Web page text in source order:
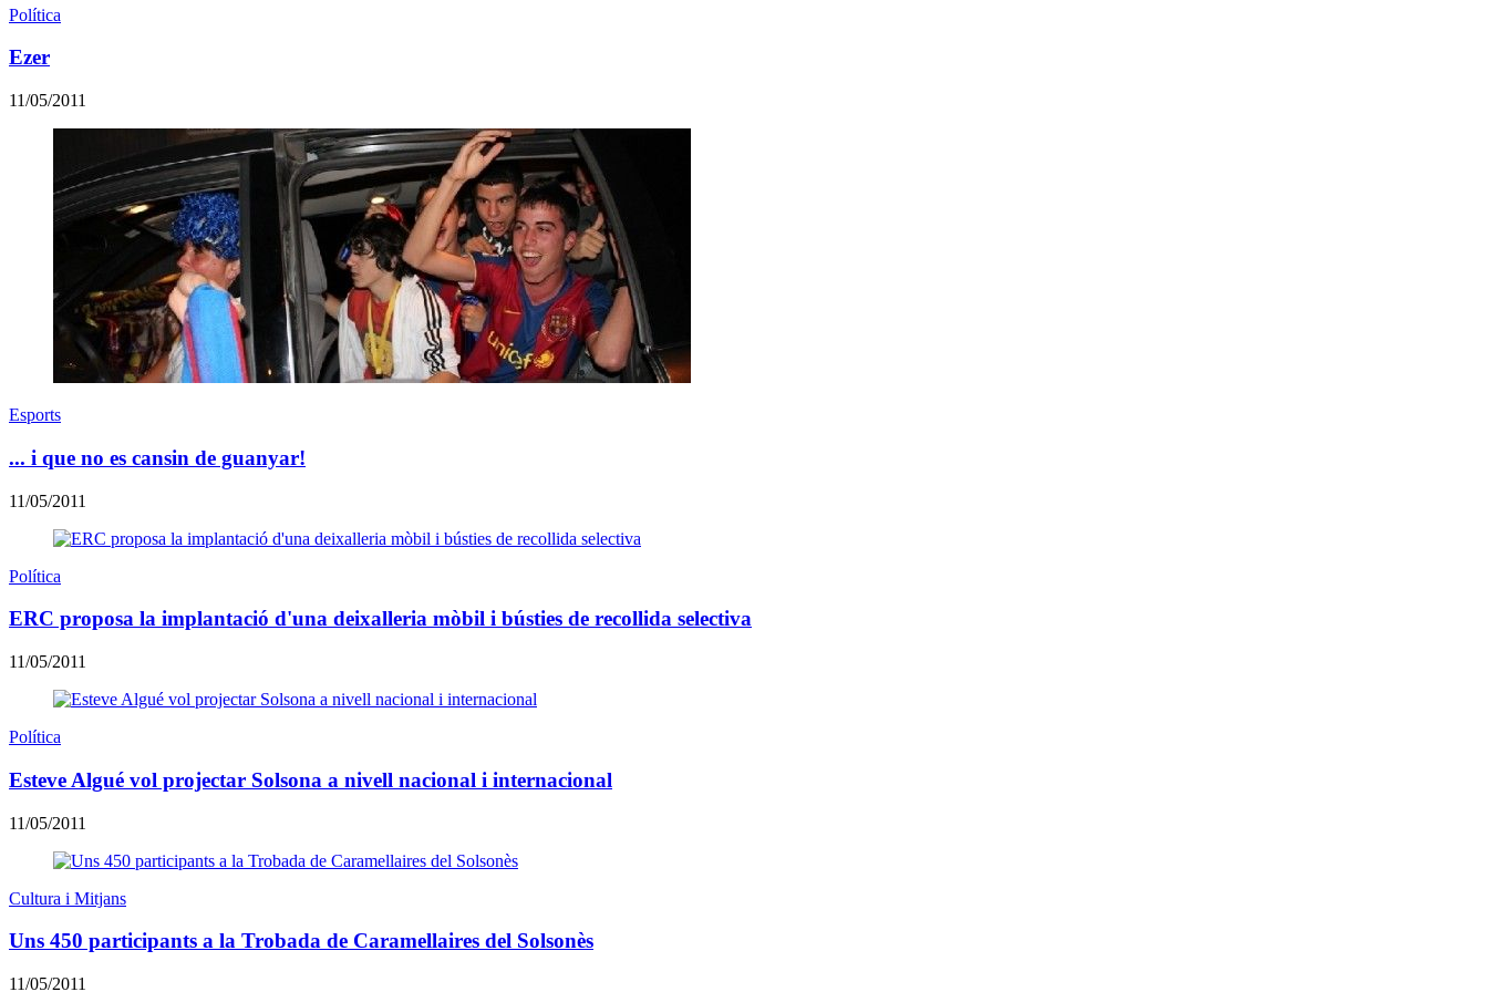
Política
Ezer
11/05/2011
Esports
... i que no es cansin de guanyar!
11/05/2011
Política
ERC proposa la implantació d'una deixalleria mòbil i bústies de recollida selectiva
11/05/2011
Política
Esteve Algué vol projectar Solsona a nivell nacional i internacional
11/05/2011
Cultura i Mitjans
Uns 450 participants a la Trobada de Caramellaires del Solsonès
11/05/2011